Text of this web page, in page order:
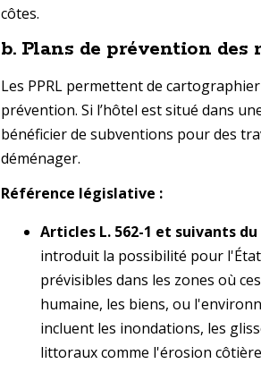
côtes.
b. Plans de prévention
Les PPRL permettent de
prévention. Si l’hôtel est situé dans
bénéficier de subventions pour des
déménager.
Référence législative :
Articles L. 562-1 et suivants
introduit la possibilité pour
prévisibles dans les zones où
humaine, les biens, ou
incluent les inondations, les
littoraux comme l'érosion